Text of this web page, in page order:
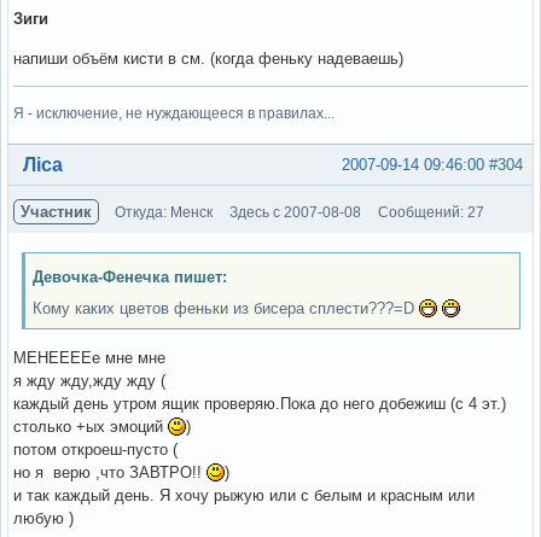
Зиги
напиши объём кисти в см. (когда феньку надеваешь)
Я - исключение, не нуждающееся в правилах...
Вне форума #304
2007-09-14 09:46:00
Ліса
Участник Откуда: Менск Здесь с 2007-08-08 Сообщений: 27
Девочка-Фенечка пишет:
Кому каких цветов феньки из бисера сплести???=D
МЕНЕЕЕЕе мне мне
я жду жду,жду жду (
каждый день утром ящик проверяю.Пока до него добежиш (с 4 эт.)
столько +ых эмоций
)
потом откроеш-пусто (
но я верю ,что ЗАВТРО!!
)
и так каждый день. Я хочу рыжую или с белым и красным или
любую )